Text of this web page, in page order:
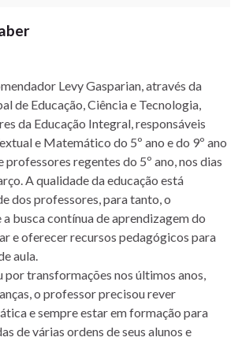
Levy Gasparian, através da
de Educação, Ciência e Tecnologia,
da Educação Integral, responsáveis
e Matemático do 5º ano e do 9º ano
professores regentes do 5º ano, nos dias
A qualidade da educação está
dos professores, para tanto, o
busca contínua de aprendizagem do
e oferecer recursos pedagógicos para
aula.
por transformações nos últimos anos,
o professor precisou rever
e sempre estar em formação para
de várias ordens de seus alunos e